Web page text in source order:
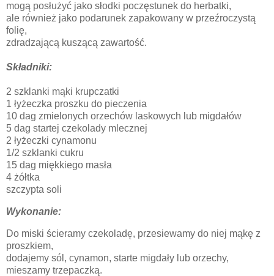
mogą posłużyć jako słodki poczęstunek do herbatki,
ale również jako podarunek zapakowany w przeźroczystą
folię,
zdradzającą kuszącą zawartość.
Składniki:
2 szklanki mąki krupczatki
1 łyżeczka proszku do pieczenia
10 dag zmielonych orzechów laskowych lub migdałów
5 dag startej czekolady mlecznej
2 łyżeczki cynamonu
1/2 szklanki cukru
15 dag miękkiego masła
4 żółtka
szczypta soli
Wykonanie:
Do miski ścieramy czekoladę, przesiewamy do niej mąkę z
proszkiem,
dodajemy sól, cynamon, starte migdały lub orzechy,
mieszamy trzepaczką.